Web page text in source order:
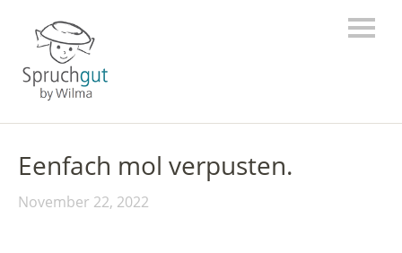
Eenfach mol verpusten.
November 22, 2022